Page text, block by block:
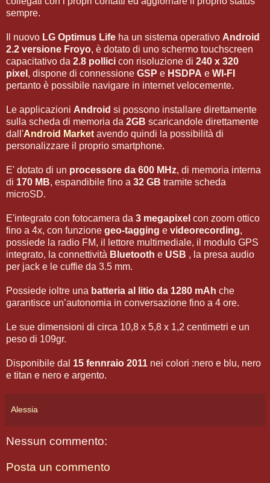
sempre.
Il nuovo LG Optimus Life ha un sistema operativo Android
2.2 versione Froyo, è dotato di uno schermo touchscreen
capacitativo da 2.8 pollici con risoluzione di 240 x 320
pixel , dispone di connessione GSP e HSDPA e WI-FI
pertanto è possibile navigare in internet velocemente.
Le applicazioni Android si possono installare direttamente
sulla scheda di memoria da 2GB scaricandole direttamente
dall'Android Market avendo quindi la possibilità di
personalizzare il proprio smartphone.
E' dotato di un processore da 600 MHz, di memoria interna
di 170 MB, espandibile fino a 32 GB tramite scheda
microSD.
E'integrato con fotocamera da 3 megapixel con zoom ottico
fino a 4x, con funzione geo-tagging e videorecording,
possiede la radio FM, il lettore multimediale, il modulo GPS
integrato, la connettività Bluetooth e USB , la presa audio
per jack e le cuffie da 3.5 mm.
Possiede ioltre una batteria al litio da 1280 mAh che
garantisce un’autonomia in conversazione fino a 4 ore.
Le sue dimensioni di circa 10,8 x 5,8 x 1,2 centimetri e un
peso di 109gr.
Disponibile dal 15 fennraio 2011 nei colori :nero e blu, nero
e titan e nero e argento.
Alessia
Nessun commento:
Posta un commento